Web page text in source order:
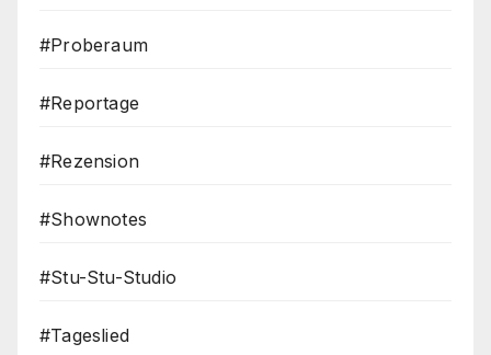
#Proberaum
#Reportage
#Rezension
#Shownotes
#Stu-Stu-Studio
#Tageslied